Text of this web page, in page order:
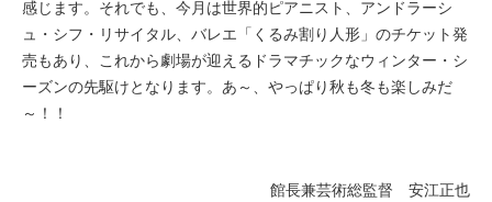
感じます。それでも、今月は世界的ピアニスト、アンドラーシ
ュ・シフ・リサイタル、バレエ「くるみ割り人形」のチケット発
売もあり、これから劇場が迎えるドラマチックなウィンター・シ
ーズンの先駆けとなります。あ～、やっぱり秋も冬も楽しみだ
～！！
館長兼芸術総監督 安江正也